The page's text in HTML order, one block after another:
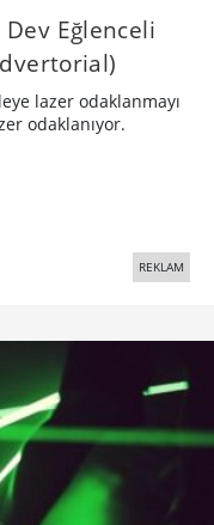
Eğlenceli
lazer odaklanmayı
odaklanıyor.
REKLAM